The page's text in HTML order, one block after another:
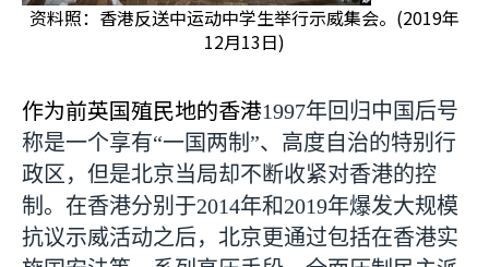
资料照：香港反送中运动中学生举行示威集会。(2019年
12月13日)
作为前英国殖民地的香港1997年回归中国后号
称是一个享有“一国两制”、高度自治的特别行
政区，但是北京当局却不断收紧对香港的控
制。在香港分别于2014年和2019年爆发大规模
抗议示威活动之后，北京更通过包括在香港实